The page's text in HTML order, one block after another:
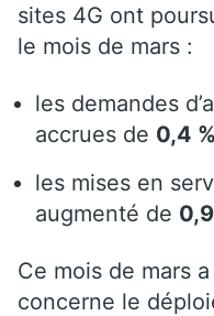
sites 4G ont
le mois de mars :
les demandes
accrues de 0,4 %
les mises en
augmenté de
Ce mois de mars
concerne le